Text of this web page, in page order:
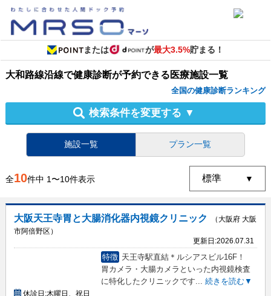
または が最大3.5%貯まる！
大和路線沿線で健康診断が予約できる医療施設一覧
全国の健康診断ランキング
検索条件を変更する ▼
施設一覧 プラン一覧
全10件中 1〜10件表示
大阪天王寺胃と大腸消化器内視鏡クリニック
（大阪府 大阪
市阿倍野区）
更新日:2026.07.31
特徴 天王寺駅直結＊ルシアスビル16F！
胃カメラ・大腸カメラといった内視鏡検査
に特化したクリニックです... 続きを読む▼
休診日:木曜日、祝日